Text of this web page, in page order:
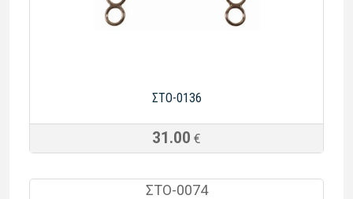
ΣTO-0136
31.00 €
ΣΤΟ-0074